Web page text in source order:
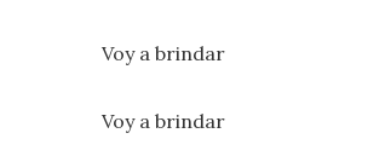
Voy a brindar
Voy a brindar